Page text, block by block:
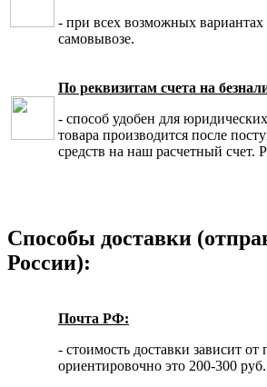
- при всех возможных вариантах
самовывозе.
По реквизитам счета на
- способ удобен для
товара производится после
средств на наш расчетный счет.
Способы доставки
России):
Почта РФ:
- стоимость доставки зависит
ориентировочно это 200-300 руб.